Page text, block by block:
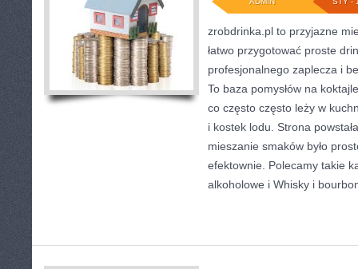
zrobdrinka.pl to przyjazne
łatwo przygotować proste
profesjonalnego zaplecza i
To baza pomysłów na
co często często leży w
i kostek lodu. Strona
mieszanie smaków było
efektownie. Polecamy takie
alkoholowe i Whisky i